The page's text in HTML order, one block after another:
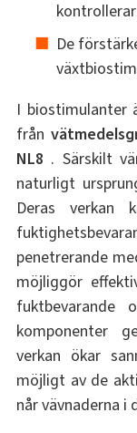
De
I biostimulanter
från
NL8 . Särskilt
naturligt
Deras verkan
penetrerande
möjliggör
fuktbevarande
komponenter
verkan ökar
möjligt av de
når vävnaderna i